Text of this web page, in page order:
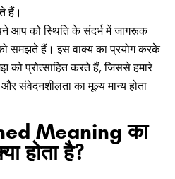
हैं।
आप को स्थिति के संदर्भ में जागरूक
समझते हैं। इस वाक्य का प्रयोग करके
को प्रोत्साहित करते हैं, जिससे हमारे
संवेदनशीलता का मूल्य मान्य होता
Meaning का
होता है?